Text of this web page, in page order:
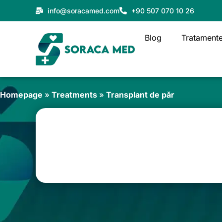
to
info@soracamed.com +90 507 070 10 26
Blog
Homepage » Treatments » Transplant de păr